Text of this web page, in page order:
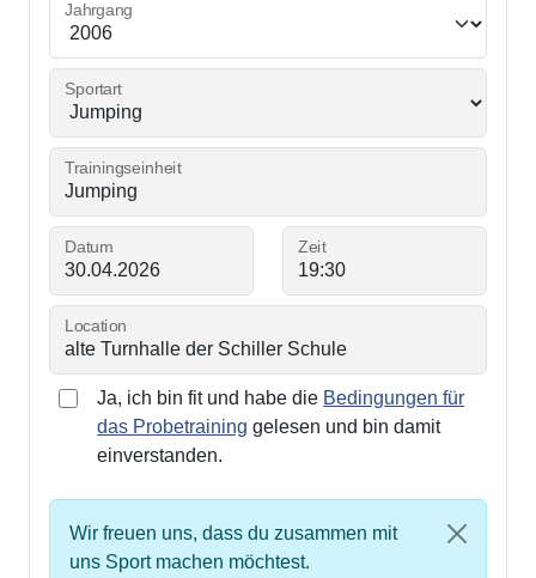
Jahrgang
Sportart
Trainingseinheit
Datum Zeit
Location
Ja, ich bin fit und habe die Bedingungen für
das Probetraining gelesen und bin damit
einverstanden.
Wir freuen uns, dass du zusammen mit
uns Sport machen möchtest.